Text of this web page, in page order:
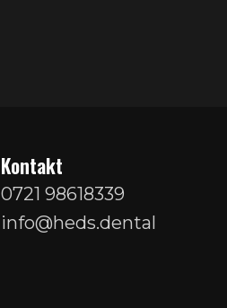
Kontakt
0721 98618339
info@heds.dental